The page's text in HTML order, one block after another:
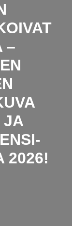
–
JA
2026!